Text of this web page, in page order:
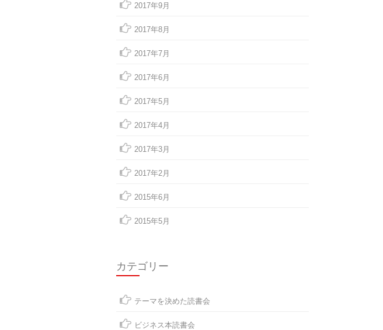
2017年9月
2017年8月
2017年7月
2017年6月
2017年5月
2017年4月
2017年3月
2017年2月
2015年6月
2015年5月
カテゴリー
テーマを決めた読書会
ビジネス本読書会